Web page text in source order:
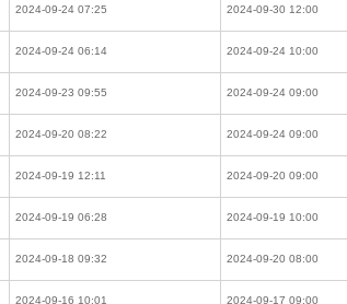
2024-09-24 07:25 2024-09-30 12:00
2024-09-24 06:14 2024-09-24 10:00
2024-09-23 09:55 2024-09-24 09:00
2024-09-20 08:22 2024-09-24 09:00
2024-09-19 12:11 2024-09-20 09:00
2024-09-19 06:28 2024-09-19 10:00
2024-09-18 09:32 2024-09-20 08:00
2024-09-16 10:01 2024-09-17 09:00